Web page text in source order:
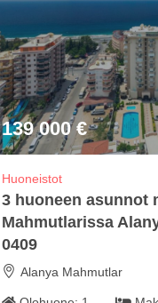
139 000 €
Huoneistot
3 huoneen asunnot
Mahmutlarissa
0409
Alanya Mahmutlar